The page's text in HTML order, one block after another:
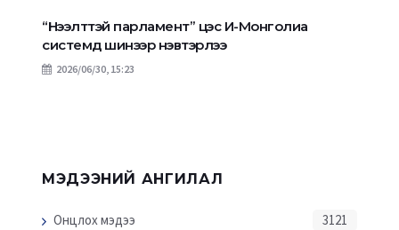
“Нээлттэй парламент” цэс И-Монголиа
системд шинээр нэвтэрлээ
2026/06/30, 15:23
МЭДЭЭНИЙ АНГИЛАЛ
Онцлох мэдээ 3121